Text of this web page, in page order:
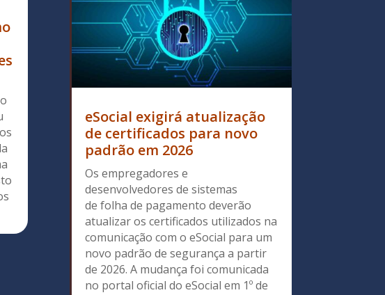
eSocial exigirá atualização
de certificados para novo
padrão em 2026
Os empregadores e
desenvolvedores de sistemas
de folha de pagamento deverão
atualizar os certificados utilizados na
comunicação com o eSocial para um
novo padrão de segurança a partir
de 2026. A mudança foi comunicada
no portal oficial do eSocial em 1º de